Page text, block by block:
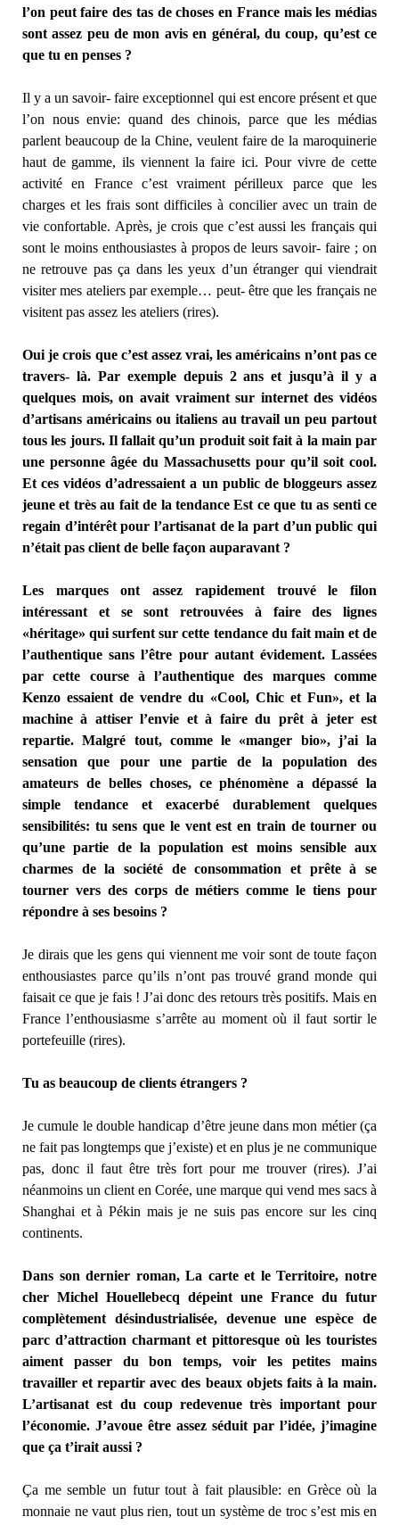
l’on peut faire des tas de choses en France mais les médias
sont assez peu de mon avis en général, du coup, qu’est ce
que tu en penses ?
Il y a un savoir- faire exceptionnel qui est encore présent et que
l’on nous envie: quand des chinois, parce que les médias
parlent beaucoup de la Chine, veulent faire de la maroquinerie
haut de gamme, ils viennent la faire ici. Pour vivre de cette
activité en France c’est vraiment périlleux parce que les
charges et les frais sont difficiles à concilier avec un train de
vie confortable. Après, je crois que c’est aussi les français qui
sont le moins enthousiastes à propos de leurs savoir- faire ; on
ne retrouve pas ça dans les yeux d’un étranger qui viendrait
visiter mes ateliers par exemple… peut- être que les français ne
visitent pas assez les ateliers (rires).
Oui je crois que c’est assez vrai, les américains n’ont pas ce
travers- là. Par exemple depuis 2 ans et jusqu’à il y a
quelques mois, on avait vraiment sur internet des vidéos
d’artisans américains ou italiens au travail un peu partout
tous les jours. Il fallait qu’un produit soit fait à la main par
une personne âgée du Massachusetts pour qu’il soit cool.
Et ces vidéos d’adressaient a un public de bloggeurs assez
jeune et très au fait de la tendance Est ce que tu as senti ce
regain d’intérêt pour l’artisanat de la part d’un public qui
n’était pas client de belle façon auparavant ?
Les marques ont assez rapidement trouvé le filon
intéressant et se sont retrouvées à faire des lignes
«héritage» qui surfent sur cette tendance du fait main et de
l’authentique sans l’être pour autant évidement. Lassées
par cette course à l’authentique des marques comme
Kenzo essaient de vendre du «Cool, Chic et Fun», et la
machine à attiser l’envie et à faire du prêt à jeter est
repartie. Malgré tout, comme le «manger bio», j’ai la
sensation que pour une partie de la population des
amateurs de belles choses, ce phénomène a dépassé la
simple tendance et exacerbé durablement quelques
sensibilités: tu sens que le vent est en train de tourner ou
qu’une partie de la population est moins sensible aux
charmes de la société de consommation et prête à se
tourner vers des corps de métiers comme le tiens pour
répondre à ses besoins ?
Je dirais que les gens qui viennent me voir sont de toute façon
enthousiastes parce qu’ils n’ont pas trouvé grand monde qui
faisait ce que je fais ! J’ai donc des retours très positifs. Mais en
France l’enthousiasme s’arrête au moment où il faut sortir le
portefeuille (rires).
Tu as beaucoup de clients étrangers ?
Je cumule le double handicap d’être jeune dans mon métier (ça
ne fait pas longtemps que j’existe) et en plus je ne communique
pas, donc il faut être très fort pour me trouver (rires). J’ai
néanmoins un client en Corée, une marque qui vend mes sacs à
Shanghai et à Pékin mais je ne suis pas encore sur les cinq
continents.
Dans son dernier roman, La carte et le Territoire, notre
cher Michel Houellebecq dépeint une France du futur
complètement désindustrialisée, devenue une espèce de
parc d’attraction charmant et pittoresque où les touristes
aiment passer du bon temps, voir les petites mains
travailler et repartir avec des beaux objets faits à la main.
L’artisanat est du coup redevenue très important pour
l’économie. J’avoue être assez séduit par l’idée, j’imagine
que ça t’irait aussi ?
Ça me semble un futur tout à fait plausible: en Grèce où la
monnaie ne vaut plus rien, tout un système de troc s’est mis en